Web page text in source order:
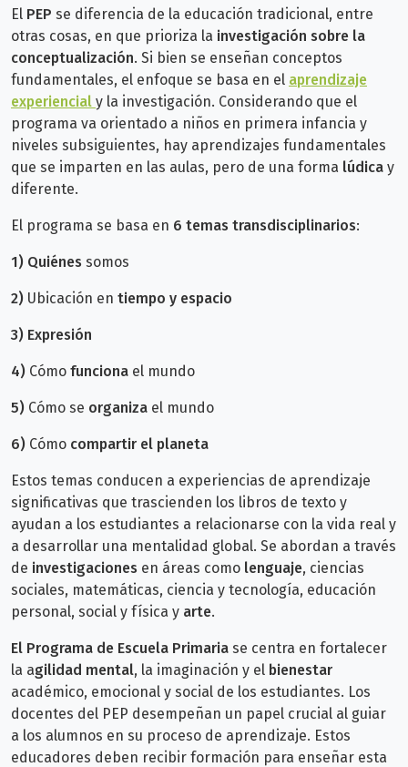
El PEP se diferencia de la educación tradicional, entre
otras cosas, en que prioriza la investigación sobre la
conceptualización. Si bien se enseñan conceptos
fundamentales, el enfoque se basa en el aprendizaje
experiencial y la investigación. Considerando que el
programa va orientado a niños en primera infancia y
niveles subsiguientes, hay aprendizajes fundamentales
que se imparten en las aulas, pero de una forma lúdica y
diferente.
El programa se basa en 6 temas transdisciplinarios:
1) Quiénes somos
2) Ubicación en tiempo y espacio
3) Expresión
4) Cómo funciona el mundo
5) Cómo se organiza el mundo
6) Cómo compartir el planeta
Estos temas conducen a experiencias de aprendizaje
significativas que trascienden los libros de texto y
ayudan a los estudiantes a relacionarse con la vida real y
a desarrollar una mentalidad global. Se abordan a través
de investigaciones en áreas como lenguaje, ciencias
sociales, matemáticas, ciencia y tecnología, educación
personal, social y física y arte.
El Programa de Escuela Primaria se centra en fortalecer
la agilidad mental, la imaginación y el bienestar
académico, emocional y social de los estudiantes. Los
docentes del PEP desempeñan un papel crucial al guiar
a los alumnos en su proceso de aprendizaje. Estos
educadores deben recibir formación para enseñar esta